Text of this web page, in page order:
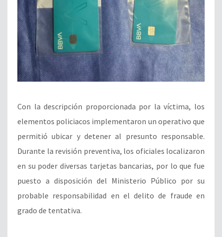
Con la descripción proporcionada por la víctima, los
elementos policiacos implementaron un operativo que
permitió ubicar y detener al presunto responsable.
Durante la revisión preventiva, los oficiales localizaron
en su poder diversas tarjetas bancarias, por lo que fue
puesto a disposición del Ministerio Público por su
probable responsabilidad en el delito de fraude en
grado de tentativa.